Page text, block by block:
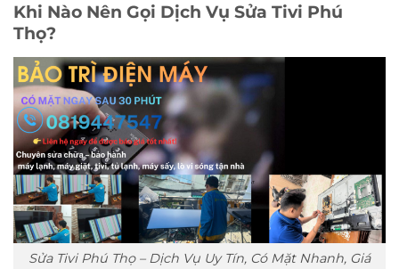
Khi Nào Nên Gọi Dịch Vụ Sửa Tivi Phú
Thọ?
Sửa Tivi Phú Thọ – Dịch Vụ Uy Tín, Có Mặt Nhanh, Giá